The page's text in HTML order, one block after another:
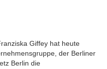
Giffey hat heute
der Berliner
Berlin die